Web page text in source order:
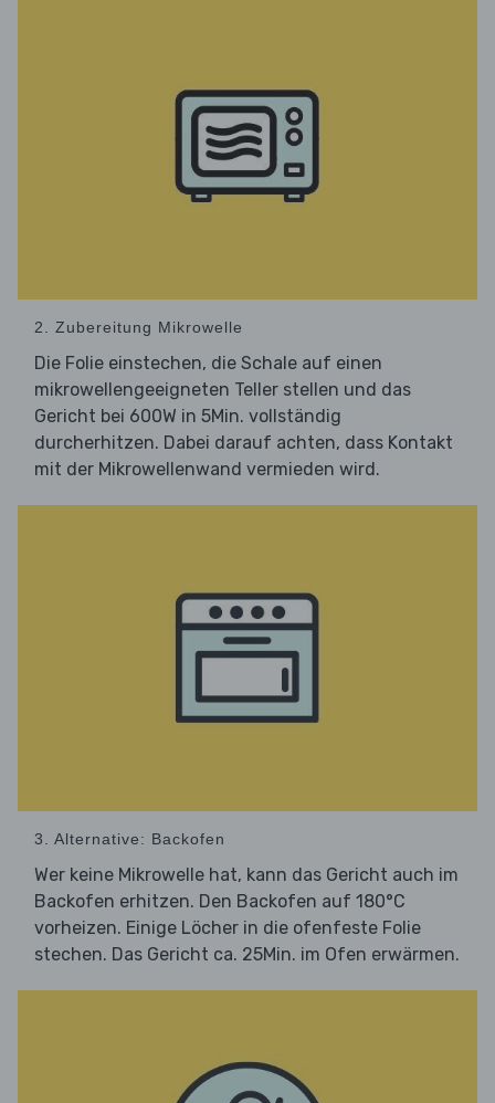
2. Zubereitung Mikrowelle
Die Folie einstechen, die Schale auf einen
mikrowellengeeigneten Teller stellen und das
Gericht bei 600W in 5Min. vollständig
durcherhitzen. Dabei darauf achten, dass Kontakt
mit der Mikrowellenwand vermieden wird.
3. Alternative: Backofen
Wer keine Mikrowelle hat, kann das Gericht auch im
Backofen erhitzen. Den Backofen auf 180°C
vorheizen. Einige Löcher in die ofenfeste Folie
stechen. Das Gericht ca. 25Min. im Ofen erwärmen.